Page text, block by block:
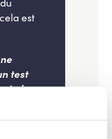
est
test
règles